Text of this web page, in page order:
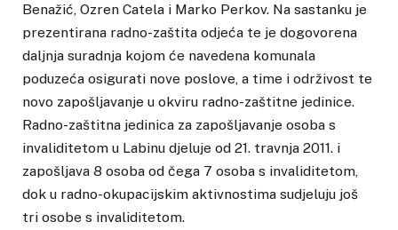
Benažić, Ozren Catela i Marko Perkov. Na sastanku je
prezentirana radno-zaštita odjeća te je dogovorena
daljnja suradnja kojom će navedena komunala
poduzeća osigurati nove poslove, a time i održivost te
novo zapošljavanje u okviru radno-zaštitne jedinice.
Radno-zaštitna jedinica za zapošljavanje osoba s
invaliditetom u Labinu djeluje od 21. travnja 2011. i
zapošljava 8 osoba od čega 7 osoba s invaliditetom,
dok u radno-okupacijskim aktivnostima sudjeluju još
tri osobe s invaliditetom.